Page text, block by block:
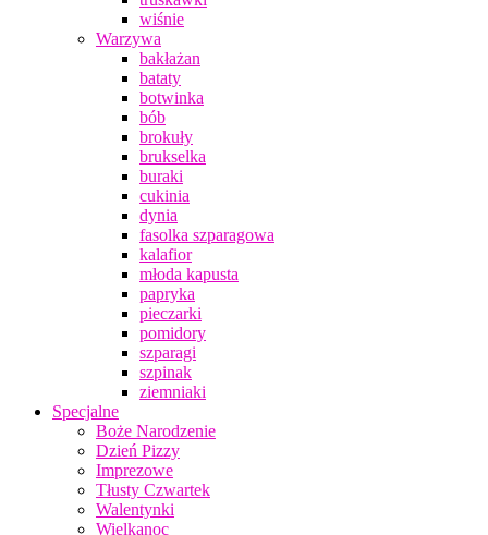
wiśnie
Warzywa
bakłażan
bataty
botwinka
bób
brokuły
brukselka
buraki
cukinia
dynia
fasolka szparagowa
kalafior
młoda kapusta
papryka
pieczarki
pomidory
szparagi
szpinak
ziemniaki
Specjalne
Boże Narodzenie
Dzień Pizzy
Imprezowe
Tłusty Czwartek
Walentynki
Wielkanoc